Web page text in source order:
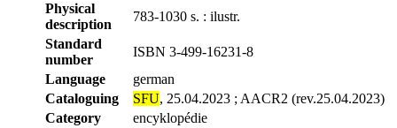
Physical
description
783-1030 s. : ilustr.
Standard
number
ISBN 3-499-16231-8
Language
german
Cataloguing
SFU, 25.04.2023 ; AACR2 (rev.25.04.2023)
Category
encyklopédie